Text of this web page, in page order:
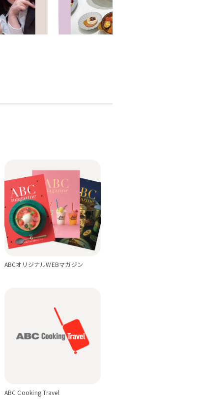
ABCオリジナルWEBマガジン
ABC Cooking Travel